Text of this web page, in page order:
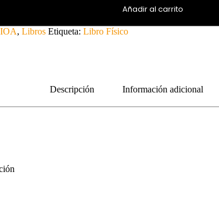
Añadir al carrito
, Libros Etiqueta: Libro Físico
Descripción Información adicional